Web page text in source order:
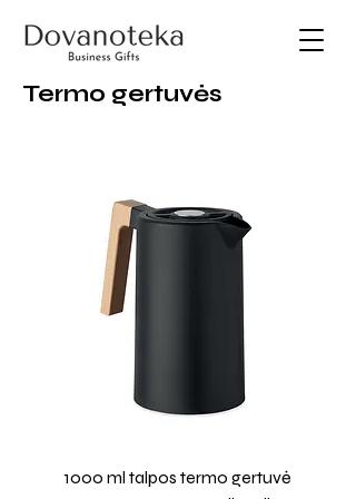
Termo gertuvės
1000 ml talpos termo gertuvė